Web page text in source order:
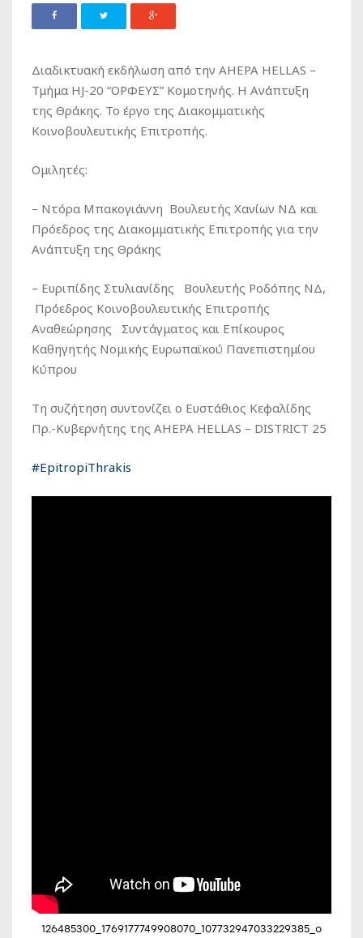
Διαδικτυακή εκδήλωση από την AHEPA HELLAS –
Τμήμα HJ-20 “ΟΡΦΕΥΣ” Κομοτηνής.​ Η Ανάπτυξη
της Θράκης. Το έργο της Διακομματικής
Κοινοβουλευτικής Επιτροπής​. ​ ​
Ομιλητές:​
– Ντόρα Μπακογιάννη ​ Βουλευτής Χανίων ΝΔ και ​ ​
Πρόεδρος της Διακομματικής Επιτροπής για την
Ανάπτυξη της Θράκης​
– Ευριπίδης Στυλιανίδης​ ​ ​ Βουλευτής Ροδόπης ΝΔ, ​
​ Πρόεδρος Κοινοβουλευτικής Επιτροπής
Αναθεώρησης ​ ​ Συντάγματος ​και ​Επίκουρος
Καθηγητής Νομικής Ευρωπαϊκού Πανεπιστημίου
Κύπρου​ ​
Τη συζήτηση συντονίζει ο Ευστάθιος Κεφαλίδης
Πρ.-Κυβερνήτης της AHEPA HELLAS – DISTRICT 25​ ​
#EpitropiThrakis
126485300_1769177749908070_107732947033229385_o